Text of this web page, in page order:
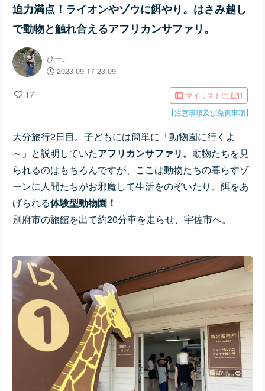
迫力満点！ライオンやゾウに餌やり。はさみ越し
で動物と触れ合えるアフリカンサファリ。
ひーこ
2023-09-17 23:09
17
マイリストに追加
【注意事項及び免責事項】
大分旅行2日目。子どもには簡単に「動物園に行くよ
～」と説明していたアフリカンサファリ。 動物たちを見
られるのはもちろんですが、ここは動物たちの暮らすゾ
ーンに人間たちがお邪魔して生活をのぞいたり、餌をあ
げられる体験型動物園！
別府市の旅館を出て約20分車を走らせ、宇佐市へ。